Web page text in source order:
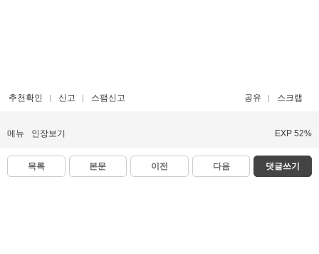
추천확인 신고 스팸신고 공유 스크랩
메뉴 인장보기 EXP 52%
목록 본문 이전 다음 댓글쓰기